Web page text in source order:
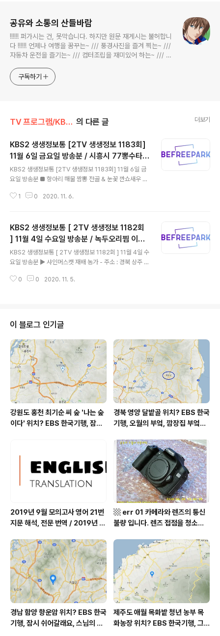
공유와 소통의 산들바람
!!!!!! 퍼가시는 건, 못막습니다. 하지만 원문 재게시는 불허합니
다 !!!!!! 언제나 여행을 꿈꾸는~ /// 풍경사진을 즐겨 찍는~ ///
자동차 운전을 즐기는~ /// 컴터조립을 재미있어 하는~ /// 고
식하는 미드가 있는~ /// 사회적 이슈에 발언하는~ 不老巨
구독하기
TV 프로그램/KBS 2TV 생생정보통 의 다른 글 더보기
KBS2 생생정보통 [2TV 생생정보 1183회]
11월 6일 금요일 방송분 / 시흥시 77뽕수타짜
장짬뽕, 연탄불고기 송파구 삼전동 도나우, 충
주시 충의동 자유시장 명동김치만두
KBS2 생생정보통 [2TV 생생정보 1183회] 11월 6일 금
요일 방송분 ■ 항아리 해물 짬뽕 전골 & 눈꽃 깐쇼새우 -
번) 경기도 시흥시 대야동 54 ☎ 031-312-2999 ※ 영
제고분로 243 삼전빌딩 / (지번) 서울특별시 송파구 삼전
동 101-10 ☎ 02-2202-3897 ※ 영업시간 : 평일 17:0
0 ~ 23:00 일요일, 공휴일 17:00 ~ 22:00 쉬는 시간, 휴
무 : 매주 수요일, 명절(3일 휴무) ■ 경상도 가을 여행 편 -
1 0 2020. 11. 6.
KBS2 생생정보통 [ 2TV 생생정보 1182회
] 11월 4일 수요일 방송분 / 녹두오리찜 이천
시 장호원읍 <하얀집>, 삼색 닭갈비 세트 춘
천시 신북읍 <토담숯불닭갈비>, 양구군 해안
면 <애플카인드>
KBS2 생생정보통 [ 2TV 생생정보 1182회 ] 11월 4일 수
요일 방송분 ▶ 샤인머스캣 재배 농가 - 주소 : 경북 상주 대
주소 : 경남 고성군 고성읍 율대4길 41-36 ▶ 용현토마토
가격 : 건강녹두오리찜 1마리 50,000원 ※ 매일 10:00 -
20:00 - 연 매출 111억 원! 삼색 닭갈비 세트 ▶ 토담숯불
닭갈비 - 문의 : 033-241-5392 - 주소 : 강원도 춘천시
신북읍 신샘밭로 662 (지번) 신북읍 천전리 90-12 - ..
0 0 2020. 11. 5.
이 블로그 인기글
강원도 홍천 최기순 씨 숲 '나는 숲
이다' 위치? EBS 한국기행, 잠시
강원도 홍천군 가볼 만한 곳, (구)
까르돈, kbs 인간극장
경북 영양 달밭골 위치? EBS 한국
기행, 오월의 부엌, 깜장집 부엌은
어디? / 경상북도 영양군 가볼 만
한 곳, 영양읍 상원리. KBS 인간극
장 임분노미 할머니
2019년 9월 모의고사 영어 21번
지문 해석, 전문 번역 / 2019년 9
역, 평가원 2019년 고3 9월 영어
영역 외국어영역 전문 해석, Engli
sh to Korean translation
▩ err 01 카메라와 렌즈의 통신
불량 입니다. 렌즈 접점을 청소하
경남 함양 향운암 위치? EBS 한국
기행, 잠시 쉬어갈래요, 스님의 어
제주도 애월 목화밭 청년 농부 목
화농장 위치? EBS 한국기행, 그